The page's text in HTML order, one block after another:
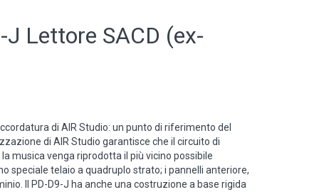
J Lettore SACD (ex-
di AIR Studio: un punto di riferimento del
di AIR Studio garantisce che il circuito di
musica venga riprodotta il più vicino possibile
speciale telaio a quadruplo strato; i pannelli anteriore,
Il PD-D9-J ha anche una costruzione a base rigida